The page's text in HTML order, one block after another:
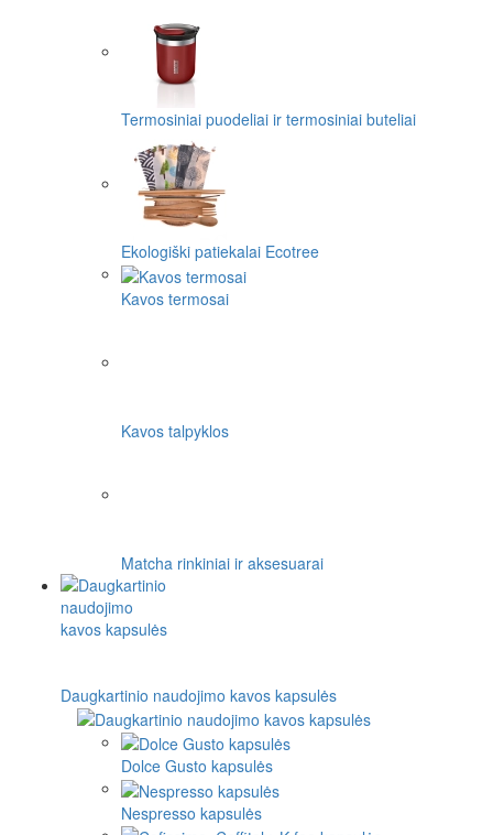
Termosiniai puodeliai ir termosiniai buteliai
Ekologiški patiekalai Ecotree
Kavos termosai
Kavos talpyklos
Matcha rinkiniai ir aksesuarai
Daugkartinio naudojimo kavos kapsulės
Dolce Gusto kapsulės
Nespresso kapsulės